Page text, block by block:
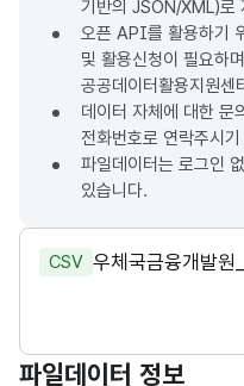
기반의 JSON/XML)로
오픈 API를 활용하기
및 활용신청이 필요하
공공데이터활용지원센
데이터 자체에 대한 문
전화번호로 연락주시
파일데이터는 로그인
있습니다.
CSV 우체국금융개발
파일데이터 정보